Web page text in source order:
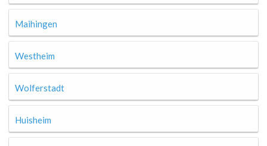
Maihingen
Westheim
Wolferstadt
Huisheim